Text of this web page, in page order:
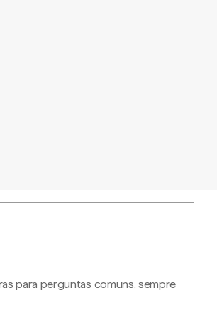
para perguntas comuns, sempre